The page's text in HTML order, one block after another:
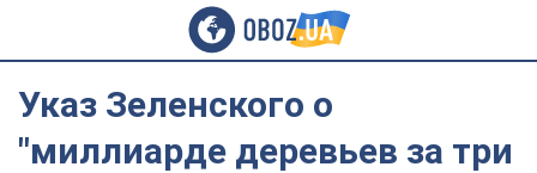
Указ Зеленского о
"миллиарде деревьев за три